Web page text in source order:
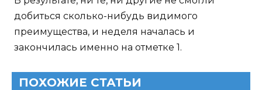
добиться сколько-нибудь видимого
преимущества, и неделя началась и
закончилась именно на отметке 1.
ПОХОЖИЕ СТАТЬИ